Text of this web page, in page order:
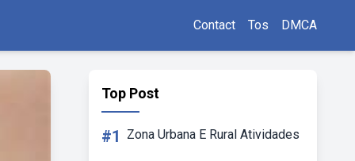
Contact Tos DMCA
Top Post
#1 Zona Urbana E Rural Atividades